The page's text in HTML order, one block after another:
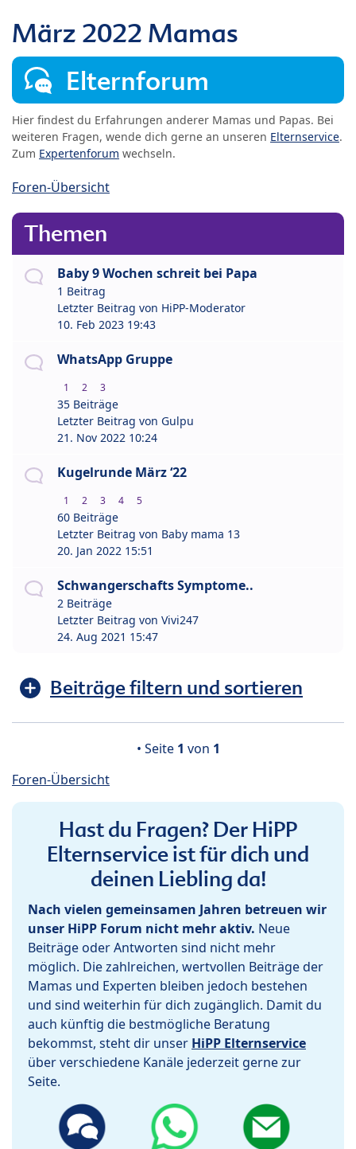
März 2022 Mamas
Elternforum
Hier findest du Erfahrungen anderer Mamas und Papas. Bei
weiteren Fragen, wende dich gerne an unseren Elternservice.
Zum Expertenforum wechseln.
Foren-Übersicht
Themen
Baby 9 Wochen schreit bei Papa
1 Beitrag
Letzter Beitrag von HiPP-Moderator
10. Feb 2023 19:43
WhatsApp Gruppe
1 2 3
35 Beiträge
Letzter Beitrag von Gulpu
21. Nov 2022 10:24
Kugelrunde März ‘22
1 2 3 4 5
60 Beiträge
Letzter Beitrag von Baby mama 13
20. Jan 2022 15:51
Schwangerschafts Symptome..
2 Beiträge
Letzter Beitrag von Vivi247
24. Aug 2021 15:47
Beiträge filtern und sortieren
• Seite 1 von 1
Foren-Übersicht
Hast du Fragen? Der HiPP
Elternservice ist für dich und
deinen Liebling da!
Nach vielen gemeinsamen Jahren betreuen wir
unser HiPP Forum nicht mehr aktiv. Neue
Beiträge oder Antworten sind nicht mehr
möglich. Die zahlreichen, wertvollen Beiträge der
Mamas und Experten bleiben jedoch bestehen
und sind weiterhin für dich zugänglich. Damit du
auch künftig die bestmögliche Beratung
bekommst, steht dir unser HiPP Elternservice
über verschiedene Kanäle jederzeit gerne zur
Seite.